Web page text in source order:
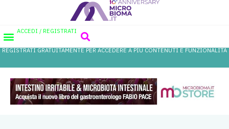
ACCEDI / REGISTRATI
REGISTRATI GRATUITAMENTE PER ACCEDERE A PIÙ CONTENUTI E FUNZIONALITÀ